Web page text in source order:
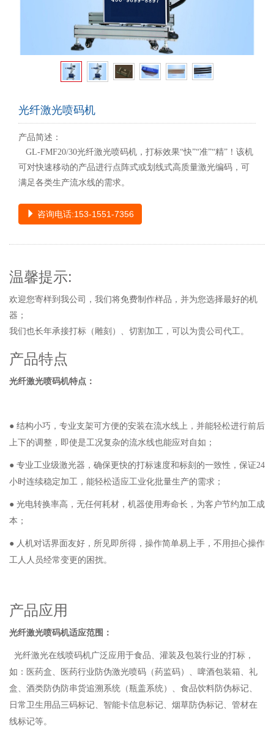
光纤激光喷码机
产品简述：
GL-FMF20/30光纤激光喷码机，打标效果“快”“准”“精”！该机
可对快速移动的产品进行点阵式或划线式高质量激光编码，可
满足各类生产流水线的需求。
咨询电话:153-1551-7356
温馨提示:
欢迎您寄样到我公司，我们将免费制作样品，并为您选择最好的机
器；
我们也长年承接打标（雕刻）、切割加工，可以为贵公司代工。
产品特点
光纤激光喷码机特点：
● 结构小巧，专业支架可方便的安装在流水线上，并能轻松进行前后
上下的调整，即使是工况复杂的流水线也能应对自如；
● 专业工业级激光器，确保更快的打标速度和标刻的一致性，保证24
小时连续稳定加工，能轻松适应工业化批量生产的需求；
● 光电转换率高，无任何耗材，机器使用寿命长，为客户节约加工成
本；
● 人机对话界面友好，所见即所得，操作简单易上手，不用担心操作
工人人员经常变更的困扰。
产品应用
光纤激光喷码机适应范围：
光纤激光在线喷码机广泛应用于食品、灌装及包装行业的打标，
如： 医药盒、 医药行业防伪激光喷码（药监码）、 啤酒包装箱、礼
盒、 酒类防伪防串货追溯系统（瓶盖系统）、食品饮料防伪标记、
日常卫生用品三码标记、智能卡信息标记、烟草防伪标记、管材在
线标记等。